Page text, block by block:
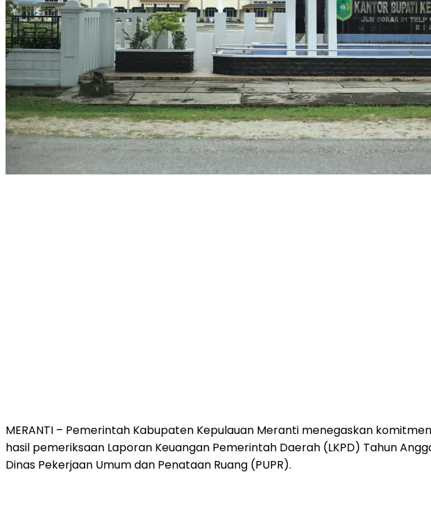
MERANTI – Pemerintah Kabupaten Kepulauan Meranti menegaskan
hasil pemeriksaan Laporan Keuangan Pemerintah Daerah (LKPD) Tahun
Dinas Pekerjaan Umum dan Penataan Ruang (PUPR).